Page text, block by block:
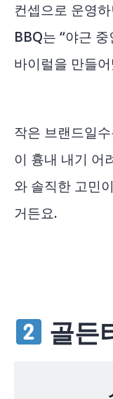
컨셉으로 운영
BBQ는 “야근
바이럴을 만들
작은 브랜드일
이 흉내 내기 어
와 솔직한 고민
거든요.
골든